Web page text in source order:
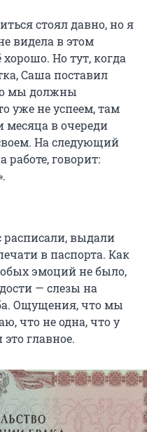
стоял давно, но я
видела в этом
Но тут, когда
Саша поставил
мы должны
уже не успеем, там
месяца в очереди
На следующий
работе, говорит:
расписали, выдали
в паспорта. Как
эмоций не было,
— слезы на
Ощущения, что мы
что не одна, что у
главное.